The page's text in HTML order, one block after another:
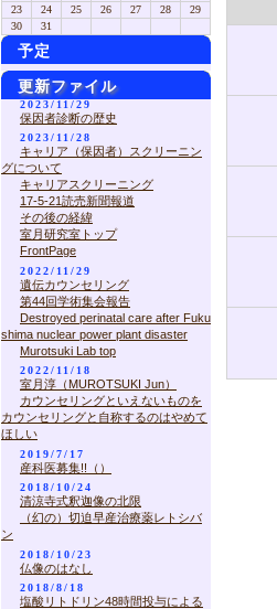
23
24 25 26 27 28
29
30
31
予定
更新ファイル
2023/11/29
保因者診断の歴史
2023/11/28
キャリア（保因者）スクリーニン
グについて
キャリアスクリーニング
17-5-21読売新聞報道
その後の経緯
室月研究室トップ
FrontPage
2022/11/29
遺伝カウンセリング
第44回学術集会報告
Destroyed perinatal care after Fuku
shima nuclear power plant disaster
Murotsuki Lab top
2022/11/18
室月淳（MUROTSUKI Jun）
カウンセリングといえないものを
カウンセリングと自称するのはやめて
ほしい
2019/7/17
産科医募集!!（）
2018/10/24
清涼寺式釈迦像の北限
（幻の）切迫早産治療薬レトシバ
ン
2018/10/23
仏像のはなし
2018/8/18
塩酸リトドリン48時間投与による